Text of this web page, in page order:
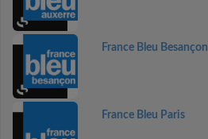
France Bleu Besançon
France Bleu Paris